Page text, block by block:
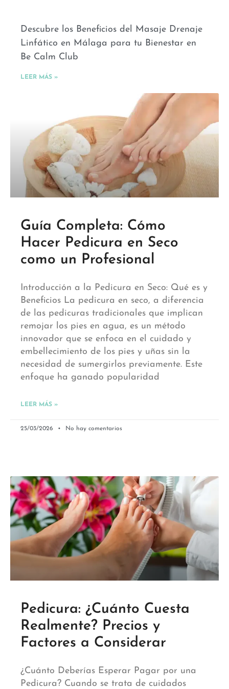
Descubre los Beneficios del Masaje Drenaje
Linfático en Málaga para tu Bienestar en
Be Calm Club
LEER MÁS »
Guía Completa: Cómo
Hacer Pedicura en Seco
como un Profesional
Introducción a la Pedicura en Seco: Qué es y
Beneficios La pedicura en seco, a diferencia
de las pedicuras tradicionales que implican
remojar los pies en agua, es un método
innovador que se enfoca en el cuidado y
embellecimiento de los pies y uñas sin la
necesidad de sumergirlos previamente. Este
enfoque ha ganado popularidad
LEER MÁS »
25/03/2026 No hay comentarios
Pedicura: ¿Cuánto Cuesta
Realmente? Precios y
Factores a Considerar
¿Cuánto Deberías Esperar Pagar por una
Pedicura? Cuando se trata de cuidados